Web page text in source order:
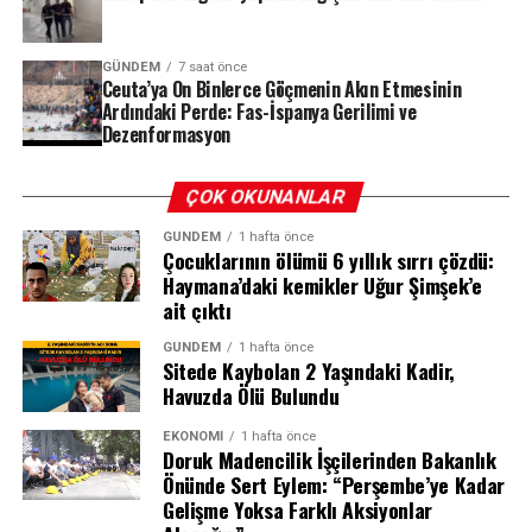
1 milyon lira bağış yapanlar: Ajda
Pekkan, Barış Arduç, Ebru Şahin, Tarkan
Tevetoğlu adına Hitt Müzik, Sibel Can
adına Sibel Cangüre ve iş insanı Nevzat
Diğer ünlü bağışçılar ve miktarları:
· Tolga Çevik: 997 bin 650 lira
· Ali Atay: 562 bin 386 lira
· Ebru Gündeş: 500 bin lira
· Somer Sivrioğlu: 500 bin lira
· Genco Erkal: 500 bin lira
· Hasan Can Kaya: 320 bin lira
· Danla Bilic ve Can Yaman: 250’şer bin lira
· Afra Saraçoğlu, Binnur Kaya, Beyazıt Öztürk, Aras
GÜNDEM 7 saat önce
Ceuta’ya On Binlerce Göçmenin Akın Etmesinin
Ardındaki Perde: Fas-İspanya Gerilimi ve
Dezenformasyon
ÇOK OKUNANLAR
GÜNDEM 1 hafta önce
Çocuklarının ölümü 6 yıllık sırrı çözdü:
Haymana’daki kemikler Uğur Şimşek’e
ait çıktı
GÜNDEM 1 hafta önce
Sitede Kaybolan 2 Yaşındaki Kadir,
Havuzda Ölü Bulundu
EKONOMI 1 hafta önce
Doruk Madencilik İşçilerinden Bakanlık
Önünde Sert Eylem: “Perşembe’ye Kadar
Gelişme Yoksa Farklı Aksiyonlar